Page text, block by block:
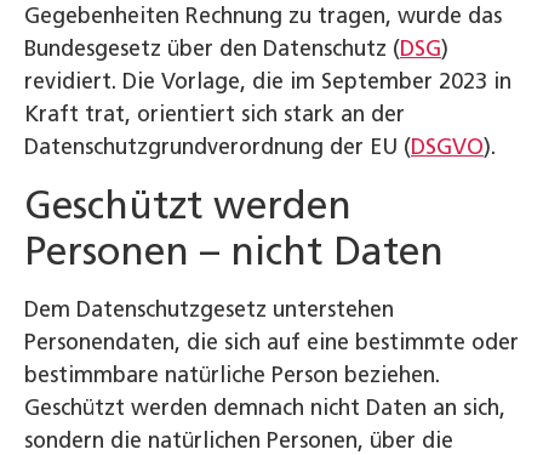
Gegebenheiten Rechnung zu tragen, wurde das
Bundesgesetz über den Datenschutz (DSG)
revidiert. Die Vorlage, die im September 2023 in
Kraft trat, orientiert sich stark an der
Datenschutzgrundverordnung der EU (DSGVO).
Geschützt werden
Personen – nicht Daten
Dem Datenschutzgesetz unterstehen
Personendaten, die sich auf eine bestimmte oder
bestimmbare natürliche Person beziehen.
Geschützt werden demnach nicht Daten an sich,
sondern die natürlichen Personen, über die